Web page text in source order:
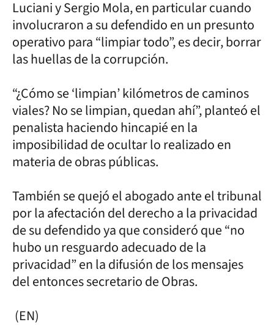
Luciani y Sergio Mola, en particular cuando
involucraron a su defendido en un presunto
operativo para “limpiar todo”, es decir, borrar
las huellas de la corrupción.
“¿Cómo se ‘limpian’ kilómetros de caminos
viales? No se limpian, quedan ahí”, planteó el
penalista haciendo hincapié en la
imposibilidad de ocultar lo realizado en
materia de obras públicas.
También se quejó el abogado ante el tribunal
por la afectación del derecho a la privacidad
de su defendido ya que consideró que “no
hubo un resguardo adecuado de la
privacidad” en la difusión de los mensajes
del entonces secretario de Obras.
(EN)